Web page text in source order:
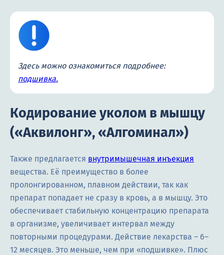
Здесь можно ознакомиться подробнее:
подшивка.
Кодирование уколом в мышцу
(«Аквилонг», «Алгоминал»)
Также предлагается внутримышечная инъекция
вещества. Её преимущество в более
пролонгированном, плавном действии, так как
препарат попадает не сразу в кровь, а в мышцу. Это
обеспечивает стабильную концентрацию препарата
в организме, увеличивает интервал между
повторными процедурами. Действие лекарства – 6–
12 месяцев. Это меньше, чем при «подшивке». Плюс